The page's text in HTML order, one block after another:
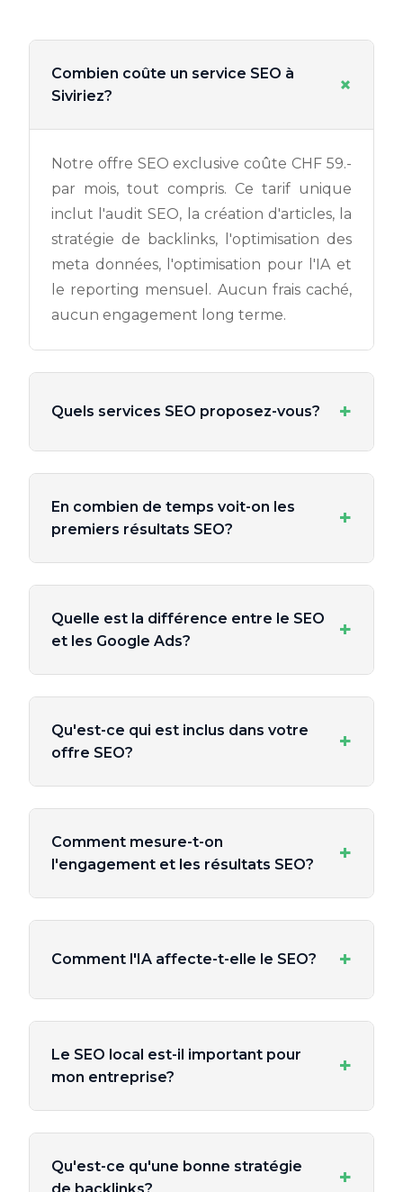
Combien coûte un service SEO à
Siviriez?
+
Notre offre SEO exclusive coûte CHF 59.-
par mois, tout compris. Ce tarif unique
inclut l'audit SEO, la création d'articles, la
stratégie de backlinks, l'optimisation des
meta données, l'optimisation pour l'IA et
le reporting mensuel. Aucun frais caché,
aucun engagement long terme.
Quels services SEO proposez-vous? +
En combien de temps voit-on les
premiers résultats SEO?
+
Quelle est la différence entre le SEO
et les Google Ads?
+
Qu'est-ce qui est inclus dans votre
offre SEO?
+
Comment mesure-t-on
l'engagement et les résultats SEO?
+
Comment l'IA affecte-t-elle le SEO? +
Le SEO local est-il important pour
mon entreprise?
+
Qu'est-ce qu'une bonne stratégie
de backlinks?
+